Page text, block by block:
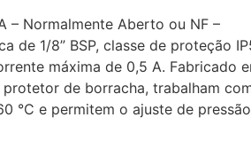
– Normalmente Aberto ou NF –
de 1/8” BSP, classe de proteção
máxima de 0,5 A. Fabricado
de borracha, trabalham
°C e permitem o ajuste de